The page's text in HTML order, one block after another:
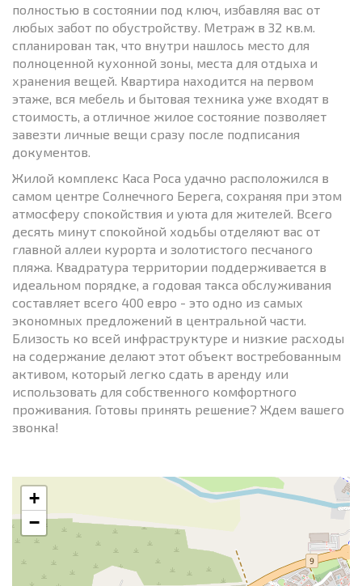
полностью в состоянии под ключ, избавляя вас от
любых забот по обустройству. Метраж в 32 кв.м.
спланирован так, что внутри нашлось место для
полноценной кухонной зоны, места для отдыха и
хранения вещей. Квартира находится на первом
этаже, вся мебель и бытовая техника уже входят в
стоимость, а отличное жилое состояние позволяет
завезти личные вещи сразу после подписания
документов.
Жилой комплекс Каса Роса удачно расположился в
самом центре Солнечного Берега, сохраняя при этом
атмосферу спокойствия и уюта для жителей. Всего
десять минут спокойной ходьбы отделяют вас от
главной аллеи курорта и золотистого песчаного
пляжа. Квадратура территории поддерживается в
идеальном порядке, а годовая такса обслуживания
составляет всего 400 евро - это одно из самых
экономных предложений в центральной части.
Близость ко всей инфраструктуре и низкие расходы
на содержание делают этот объект востребованным
активом, который легко сдать в аренду или
использовать для собственного комфортного
проживания. Готовы принять решение? Ждем вашего
звонка!
+
−